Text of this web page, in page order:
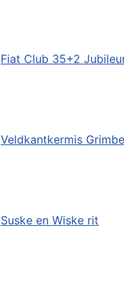
Fiat Club 35+2
Veldkantkermis
Suske en Wiske rit